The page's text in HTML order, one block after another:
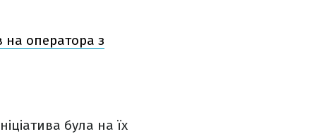
на оператора з
була на їх